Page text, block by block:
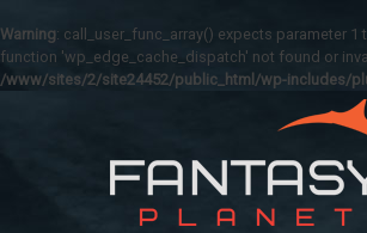
Warning: call_user_func_array() expects parameter 1
function 'wp_edge_cache_dispatch' not found or
/www/sites/2/site24452/public_html/wp-includes/